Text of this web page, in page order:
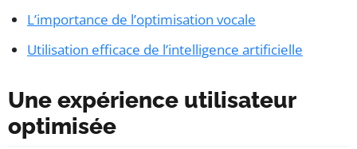
L’importance de l’optimisation vocale
Utilisation efficace de l’intelligence artificielle
Une expérience utilisateur
optimisée